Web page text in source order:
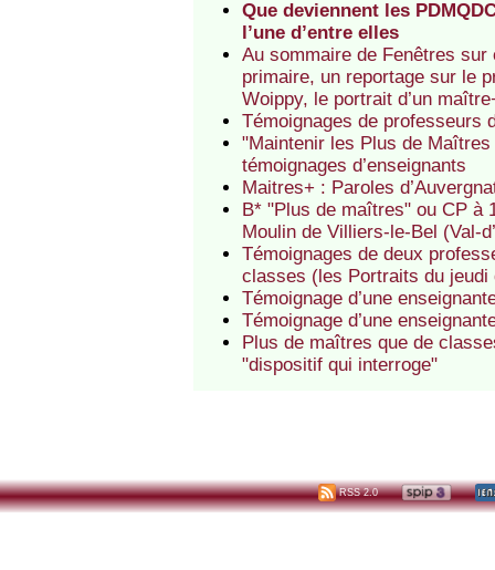
Que deviennent les
l’une d’entre elles
Au sommaire de Fenêtres
primaire, un reportage sur le
Woippy, le portrait d’un
Témoignages de professeurs
"Maintenir les Plus de
témoignages d’enseignants
Maitres+ : Paroles
B* "Plus de maîtres" ou CP à
Moulin de Villiers-le-Bel (Val-
Témoignages de deux
classes (les Portraits du jeudi
Témoignage d’une
Témoignage d’une
Plus de maîtres que de
"dispositif qui interroge"
RSS 2.0